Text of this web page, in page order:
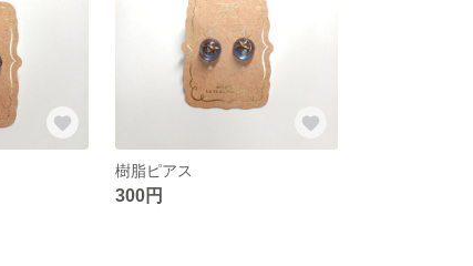
樹脂ピアス
300円